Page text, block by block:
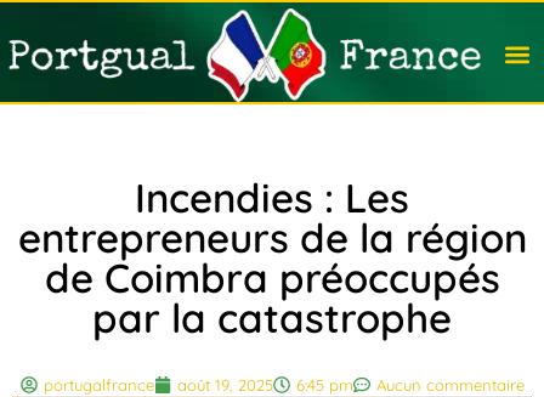
Incendies : Les
entrepreneurs de la région
de Coimbra préoccupés
par la catastrophe
portugalfrance août 19, 2025 6:45 pm Aucun commentaire